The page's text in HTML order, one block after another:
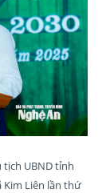
tịch UBND tỉnh
Kim Liên lần thứ